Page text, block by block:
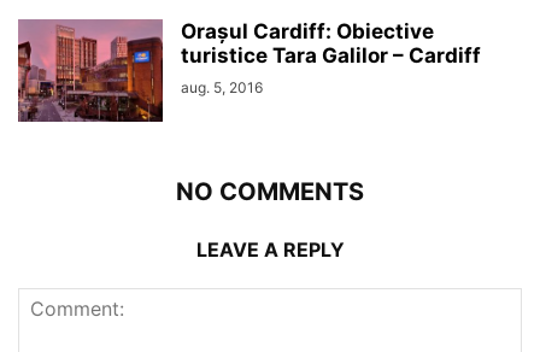
Orașul Cardiff: Obiective
turistice Tara Galilor – Cardiff
aug. 5, 2016
NO COMMENTS
LEAVE A REPLY